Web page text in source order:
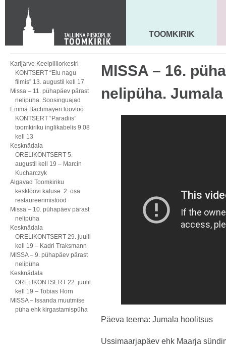
KONTAKT
Toom-Kooli 6, 10130 TALLINN
tallinna.toom@eelk.ee
MAARJA KIRIK
TOOMKIRIK
Karijärve Keelpilliorkestri
KONTSERT “Elu nagu
filmis” 13. augustil kell 17
Missa – 11. pühapäev pärast
nelipüha. Soosinguajad
Emma Bachmayeri loovtöö
KONTSERT “Paradiis”
toomkiriku inglikabelis 9.08
kell 13
Kesknädala
ORELIKONTSERT 5.
augustil kell 19 – Marcin
Kucharczyk
Algavad Toomkiriku
kesklöövi katuse 2. osa
restaureerimistööd
Missa – 10. pühapäev pärast
nelipüha
Kesknädala
ORELIKONTSERT 29. juulil
kell 19 – Kadri Traksmann
MISSA – 9. pühapäev pärast
nelipüha
Kesknädala
ORELIKONTSERT 22. juulil
kell 19 – Tobias Horn
MISSA – Issanda muutmise
püha ehk kirgastamispüha
MISSA – 16.
nelipüha.
Päeva teema: Jumala hoolitsus
Ussimaarjapäev ehk Maarja